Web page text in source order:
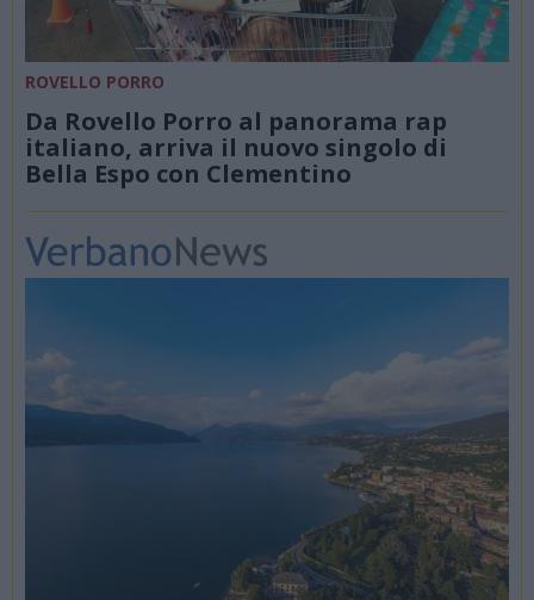
ROVELLO PORRO
Da Rovello Porro al panorama rap
italiano, arriva il nuovo singolo di
Bella Espo con Clementino